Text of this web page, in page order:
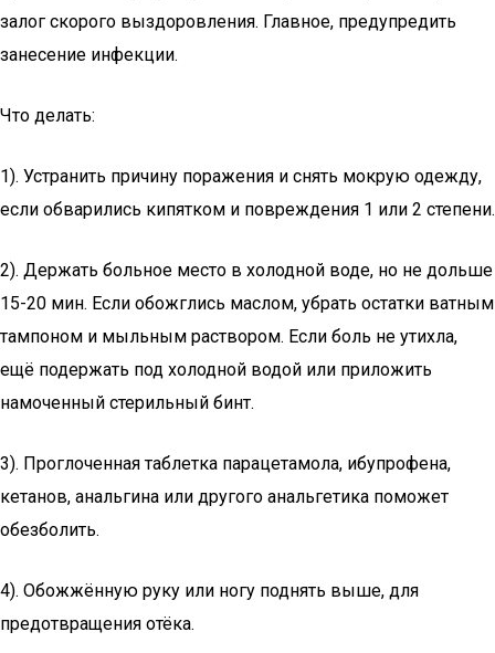
залог скорого выздоровления. Главное, предупредить
занесение инфекции.
Что делать:
1). Устранить причину поражения и снять мокрую одежду,
если обварились кипятком и повреждения 1 или 2 степени.
2). Держать больное место в холодной воде, но не дольше
15-20 мин. Если обожглись маслом, убрать остатки ватным
тампоном и мыльным раствором. Если боль не утихла,
ещё подержать под холодной водой или приложить
намоченный стерильный бинт.
3). Проглоченная таблетка парацетамола, ибупрофена,
кетанов, анальгина или другого анальгетика поможет
обезболить.
4). Обожжённую руку или ногу поднять выше, для
предотвращения отёка.